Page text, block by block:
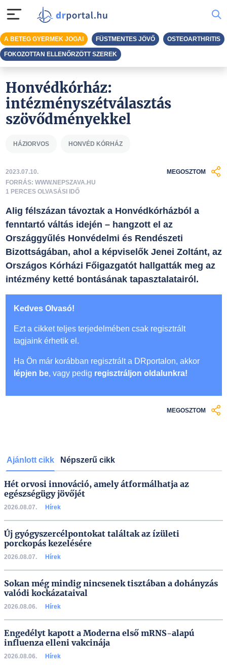
Honvédkórház:
intézményszétválasztás
szövődményekkel
HÁZIORVOS HONVÉD KÓRHÁZ
2023.07.10.
FORRÁS: WWW.NEPSZAVA.HU
1 PERCES OLVASÁSI IDŐ
MEGOSZTOM
Alig félszázan távoztak a Honvédkórházból a
fenntartó váltás idején – hangzott el az
Országgyűlés Honvédelmi és Rendészeti
Bizottságában, ahol a képviselők Jenei Zoltánt, az
Országos Kórházi Főigazgatót hallgatták meg az
intézmény ketté bontásának tapasztalatairól.
Kedves Olvasó!
Ezt a cikket teljes terjedelmében csak regisztrált
tagjaink érhetik el.
Ha Ön már korábban regisztrált a DRportalon, akkor
lépjen be, vagy pedig regisztráljon oldalunkra!
MEGOSZTOM
Ajánlott cikk Népszerű cikk
Hét orvosi innováció, amely átformálhatja az
egészségügy jövőjét
2026.08.07. Hírek
Új gyógyszercélpontokat találtak az ízületi
porckopás kezelésére
2026.08.07. Hírek
Sokan még mindig nincsenek tisztában a dohányzás
valódi kockázataival
2026.08.06. Hírek
Engedélyt kapott a Moderna első mRNS-alapú
influenza elleni vakcinája
2026.08.06. Hírek
A BETEG GYERMEK JOGAI FÜSTMENTES JÖVŐ OSTEOARTHRITIS
FOKOZOTTAN ELLENŐRZÖTT SZEREK